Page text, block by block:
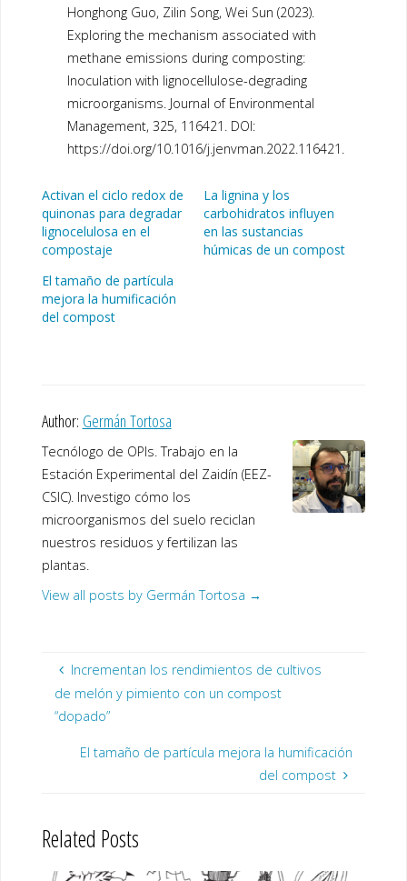
Honghong Guo, Zilin Song, Wei Sun (2023).
Exploring the mechanism associated with
methane emissions during composting:
Inoculation with lignocellulose-degrading
microorganisms. Journal of Environmental
Management, 325, 116421. DOI:
https://doi.org/10.1016/j.jenvman.2022.116421.
Activan el ciclo redox de
quinonas para degradar
lignocelulosa en el
compostaje
La lignina y los
carbohidratos influyen
en las sustancias
húmicas de un compost
El tamaño de partícula
mejora la humificación
del compost
Author: Germán Tortosa
Tecnólogo de OPIs. Trabajo en la
Estación Experimental del Zaidín (EEZ-
CSIC). Investigo cómo los
microorganismos del suelo reciclan
nuestros residuos y fertilizan las
plantas.
View all posts by Germán Tortosa →
Incrementan los rendimientos de cultivos
de melón y pimiento con un compost
“dopado”
El tamaño de partícula mejora la humificación
del compost
Related Posts